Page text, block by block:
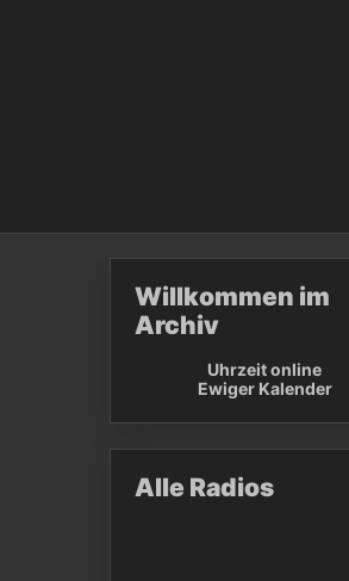
Willkommen im
Archiv
Uhrzeit online
Ewiger Kalender
Alle Radios